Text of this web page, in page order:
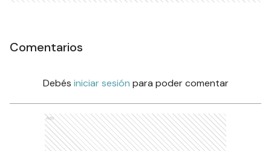
Comentarios
Debés iniciar sesión para poder comentar
Ads